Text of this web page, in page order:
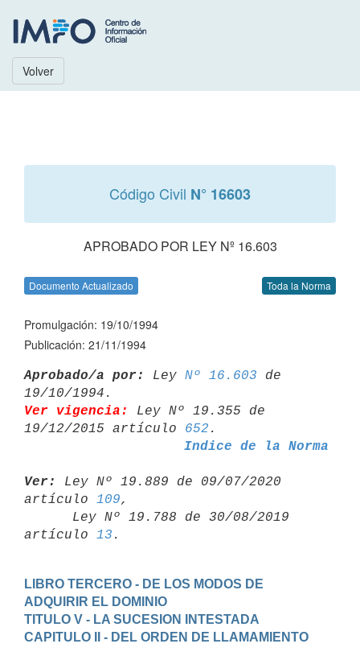
Volver
Código Civil N° 16603
APROBADO POR LEY Nº 16.603
Documento Actualizado Toda la Norma
Promulgación: 19/10/1994
Publicación: 21/11/1994
Aprobado/a por: Ley Nº 16.603 de
Ver vigencia:
Ley Nº 19.355 de
19/12/2015 artículo 652
Indice de la Norma
Ver:
Ley Nº 19.889 de 09/07/2020
artículo 109,
artículo 13
LIBRO TERCERO - DE LOS MODOS DE
ADQUIRIR EL DOMINIO
TITULO V - LA SUCESION INTESTADA
CAPITULO II - DEL ORDEN DE LLAMAMIENTO